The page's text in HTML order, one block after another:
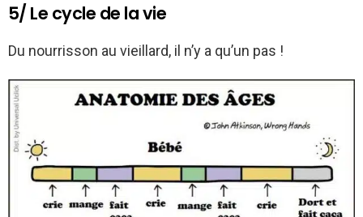
5/ Le cycle de la vie
Du nourrisson au vieillard, il n’y a qu’un pas !